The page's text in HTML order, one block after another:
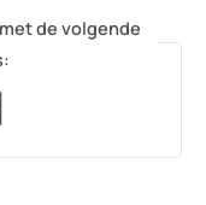
de volgende